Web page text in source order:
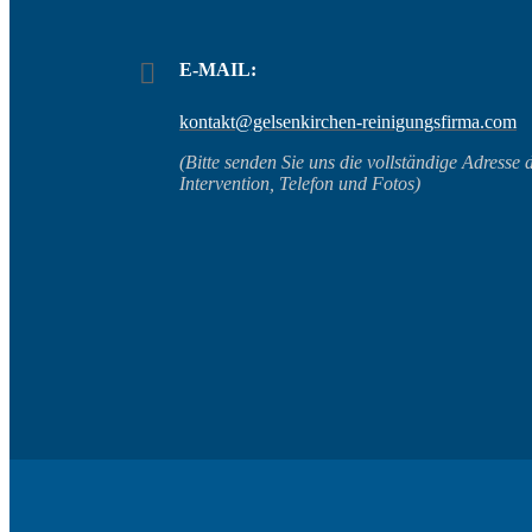
E-MAIL:
kontakt@gelsenkirchen-reinigungsfirma.com
(Bitte senden Sie uns die vollständige Adresse
Intervention, Telefon und Fotos)